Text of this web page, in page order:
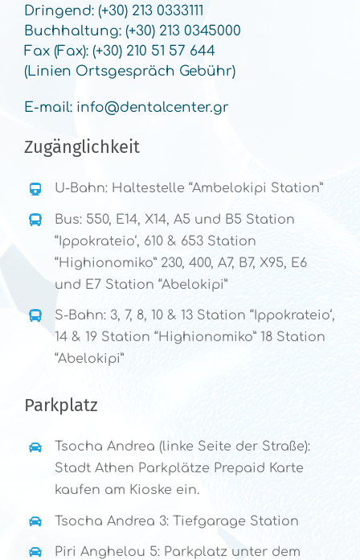
Dringend: (+30) 213 0333111
Buchhaltung: (+30) 213 0345000
Fax (Fax): (+30) 210 51 57 644
(Linien Ortsgespräch Gebühr)
E-mail: info@dentalcenter.gr
Zugänglichkeit
U-Bahn: Haltestelle “Ambelokipi Station”
Bus: 550, E14, X14, A5 und B5 Station
“Ippokrateio‘, 610 & 653 Station
“Highionomiko” 230, 400, A7, B7, X95, E6
und E7 Station “Abelokipi”
S-Bahn: 3, 7, 8, 10 & 13 Station “Ippokrateio‘,
14 & 19 Station “Highionomiko” 18 Station
“Abelokipi”
Parkplatz
Tsocha Andrea (linke Seite der Straße):
Stadt Athen Parkplätze Prepaid Karte
kaufen am Kioske ein.
Tsocha Andrea 3: Tiefgarage Station
Piri Anghelou 5: Parkplatz unter dem